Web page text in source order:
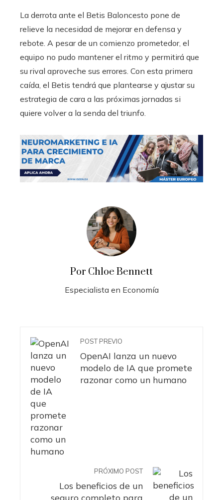
La derrota ante el Betis Baloncesto pone de
relieve la necesidad de mejorar en defensa y
rebote. A pesar de un comienzo prometedor, el
equipo no pudo mantener el ritmo y permitirá que
su rival aproveche sus errores. Con esta primera
caída, el Betis tendrá que plantearse y ajustar su
estrategia de cara a las próximas jornadas si
quiere volver a la senda del triunfo.
Por Chloe Bennett
Especialista en Economía
POST PREVIO
OpenAI lanza un nuevo
modelo de IA que promete
razonar como un humano
PRÓXIMO POST
Los beneficios de un
seguro completo para